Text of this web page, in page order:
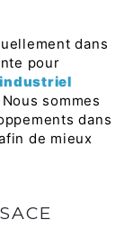
dans
pour
sommes
dans
de mieux